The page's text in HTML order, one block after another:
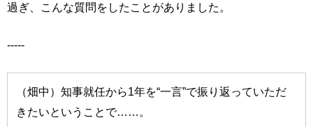
過ぎ、こんな質問をしたことがありました。
-----
（畑中）知事就任から1年を“一言”で振り返っていただ
きたいということで……。